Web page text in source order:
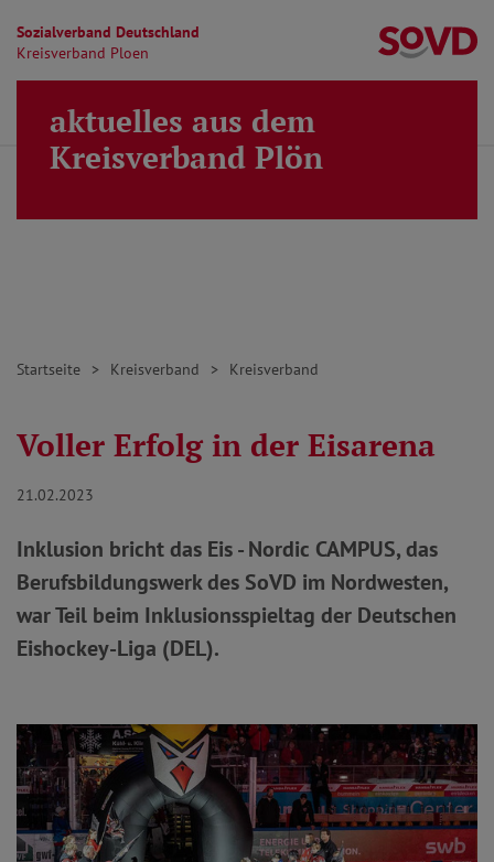
Sozialverband Deutschland
Kreisverband Ploen
Direkt zu den Inhalten springen
MENÜ
aktuelles aus dem
Kreisverband Plön
Startseite Kreisverband Kreisverband
Voller Erfolg in der Eisarena
21.02.2023
Inklusion bricht das Eis - Nordic CAMPUS, das
Berufsbildungswerk des SoVD im Nordwesten,
war Teil beim Inklusionsspieltag der Deutschen
Eishockey-Liga (DEL).